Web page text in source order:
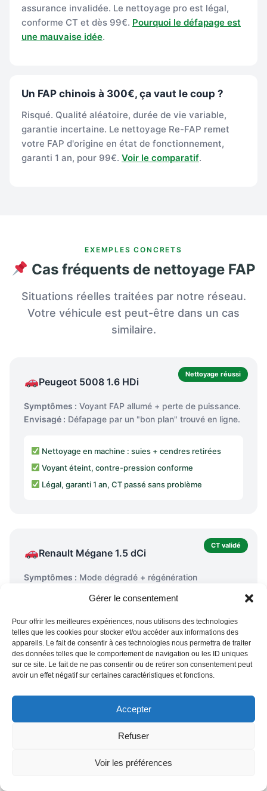
Gérer le consentement
Pour offrir les meilleures expériences, nous utilisons des technologies
telles que les cookies pour stocker et/ou accéder aux informations des
appareils. Le fait de consentir à ces technologies nous permettra de traiter
des données telles que le comportement de navigation ou les ID uniques
sur ce site. Le fait de ne pas consentir ou de retirer son consentement peut
avoir un effet négatif sur certaines caractéristiques et fonctions.
Accepter
Refuser
Voir les préférences
assurance invalidée. Le nettoyage pro est légal,
conforme CT et dès 99€. Pourquoi le défapage est
une mauvaise idée.
Un FAP chinois à 300€, ça vaut le coup ?
Risqué. Qualité aléatoire, durée de vie variable,
garantie incertaine. Le nettoyage Re-FAP remet
votre FAP d'origine en état de fonctionnement,
garanti 1 an, pour 99€. Voir le comparatif.
EXEMPLES CONCRETS
Cas fréquents de nettoyage FAP
Situations réelles traitées par notre réseau.
Votre véhicule est peut-être dans un cas
similaire.
Nettoyage réussi
Peugeot 5008 1.6 HDi
Symptômes : Voyant FAP allumé + perte de puissance.
Envisagé : Défapage par un "bon plan" trouvé en ligne.
Nettoyage en machine : suies + cendres retirées
Voyant éteint, contre-pression conforme
Légal, garanti 1 an, CT passé sans problème
CT validé
Renault Mégane 1.5 dCi
Symptômes : Mode dégradé + régénération
Additif FAP acheté en grande surface.
L'additif n'avait pas suffi (cendres accumulées)
Nettoyage en machine : résultat immédiat
Contrôle technique validé
Fumées noires intermittentes + défaut